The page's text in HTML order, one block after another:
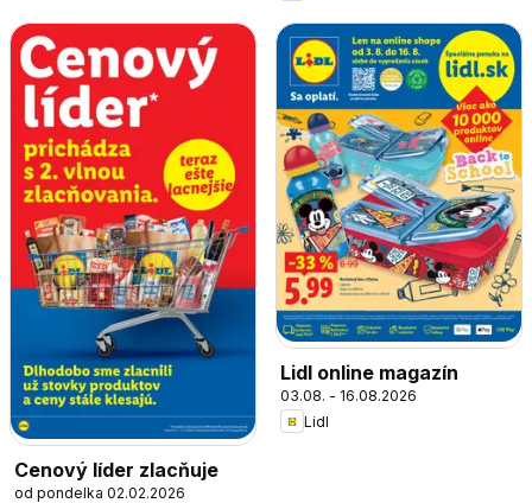
Cenový líder zlacňuje
od pondelka 02.02.2026
Lidl online magazín
03.08. - 16.08.2026
Lidl